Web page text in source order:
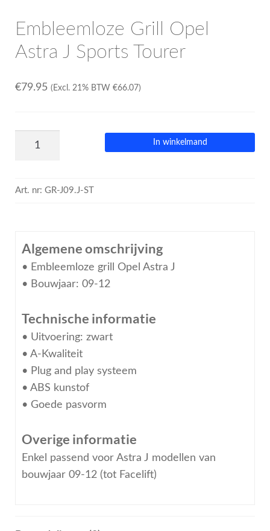
Embleemloze Grill Opel
Astra J Sports Tourer
€79.95 (Excl. 21% BTW €66.07)
In winkelmand
Art. nr: GR-J09.J-ST
Algemene omschrijving
• Embleemloze grill Opel Astra J
• Bouwjaar: 09-12
Technische informatie
• Uitvoering: zwart
• A-Kwaliteit
• Plug and play systeem
• ABS kunstof
• Goede pasvorm
Overige informatie
Enkel passend voor Astra J modellen van
bouwjaar 09-12 (tot Facelift)